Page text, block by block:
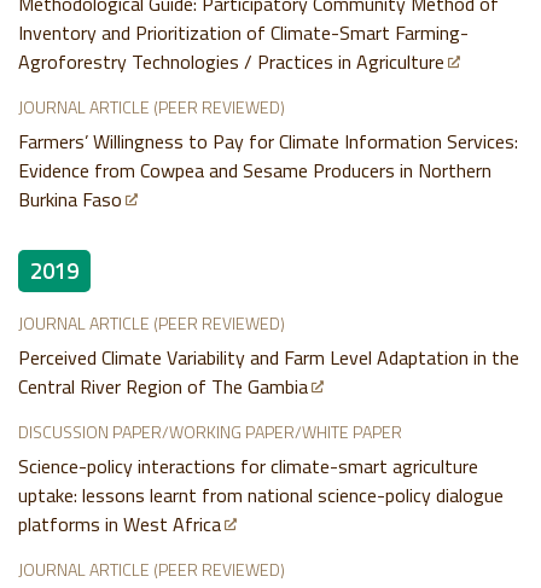
Inventory and Prioritization of Climate-Smart Farming-
Agroforestry Technologies / Practices in Agriculture
JOURNAL ARTICLE (PEER REVIEWED)
Farmers’ Willingness to Pay for Climate Information Services:
Evidence from Cowpea and Sesame Producers in Northern
Burkina Faso
2019
JOURNAL ARTICLE (PEER REVIEWED)
Perceived Climate Variability and Farm Level Adaptation in the
Central River Region of The Gambia
DISCUSSION PAPER/WORKING PAPER/WHITE PAPER
Science-policy interactions for climate-smart agriculture
uptake: lessons learnt from national science-policy dialogue
platforms in West Africa
JOURNAL ARTICLE (PEER REVIEWED)